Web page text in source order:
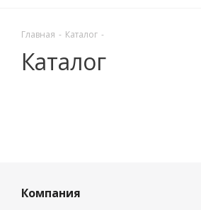
Главная - Каталог -
Каталог
Компания